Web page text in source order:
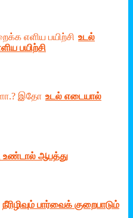
உடல்
பயிற்சி
உடல் எடையால்
உண்டால் ஆபத்து
நீரிழிவும் பார்வைக் குறைபாடும்